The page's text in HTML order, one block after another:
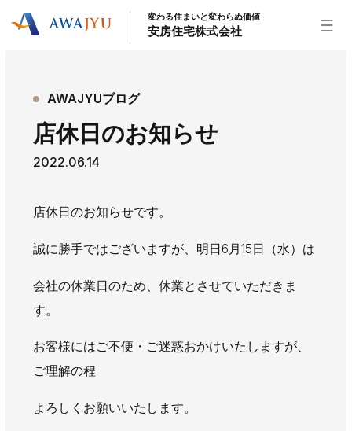
リフォーム事業 外装事業
新築住宅事業
不動産事業
社長挨拶 企業情報 沿革
拠点紹介
スタッフ紹介
お知らせ
社長ブログ イベント お知らせ
チラシ
AWAJYUブログ
変わる住まいと変わらぬ価値
安房住宅株式会社
AWAJYUブログ
店休日のお知らせ
2022.06.14
店休日のお知らせです。
誠に勝手ではございますが、明日6月15日（水）は
会社の休業日のため、休業とさせていただきま
す。
お客様にはご不便・ご迷惑おかけいたしますが、
ご理解の程
よろしくお願いいたします。